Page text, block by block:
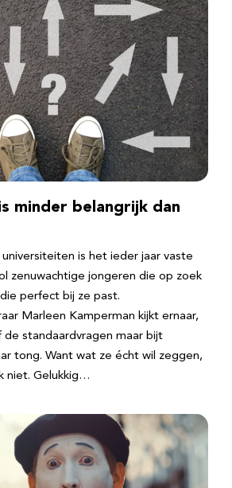
minder belangrijk dan
is het ieder jaar vaste
zenuwachtige jongeren die op zoek
perfect bij ze past.
Marleen Kamperman kijkt ernaar,
standaardvragen maar bijt
tong. Want wat ze écht wil zeggen,
niet. Gelukkig…